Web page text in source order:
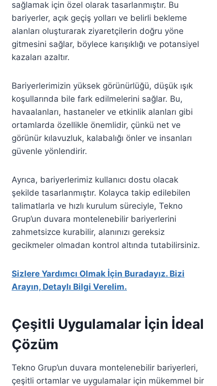
sağlamak için özel olarak tasarlanmıştır. Bu
bariyerler, açık geçiş yolları ve belirli bekleme
alanları oluşturarak ziyaretçilerin doğru yöne
gitmesini sağlar, böylece karışıklığı ve potansiyel
kazaları azaltır.
Bariyerlerimizin yüksek görünürlüğü, düşük ışık
koşullarında bile fark edilmelerini sağlar. Bu,
havaalanları, hastaneler ve etkinlik alanları gibi
ortamlarda özellikle önemlidir, çünkü net ve
görünür kılavuzluk, kalabalığı önler ve insanları
güvenle yönlendirir.
Ayrıca, bariyerlerimiz kullanıcı dostu olacak
şekilde tasarlanmıştır. Kolayca takip edilebilen
talimatlarla ve hızlı kurulum süreciyle, Tekno
Grup’un duvara montelenebilir bariyerlerini
zahmetsizce kurabilir, alanınızı gereksiz
gecikmeler olmadan kontrol altında tutabilirsiniz.
Sizlere Yardımcı Olmak İçin Buradayız. Bizi
Arayın, Detaylı Bilgi Verelim.
Çeşitli Uygulamalar İçin İdeal
Çözüm
Tekno Grup’un duvara montelenebilir bariyerleri,
çeşitli ortamlar ve uygulamalar için mükemmel bir